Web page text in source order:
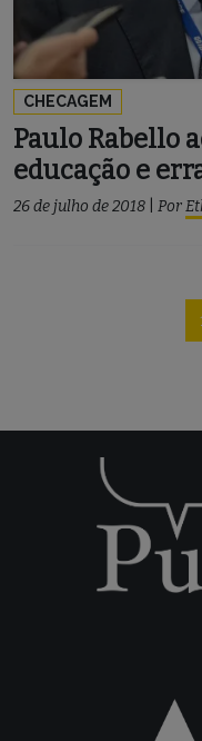
CHECAGEM
Paulo Rabello
educação e
26 de julho de 2018 Por